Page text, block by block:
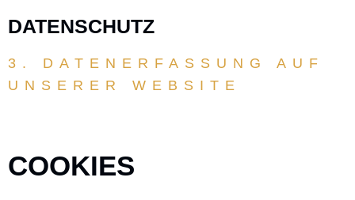
DATENSCHUTZ
3. DATENERFASSUNG AUF
UNSERER WEBSITE
COOKIES